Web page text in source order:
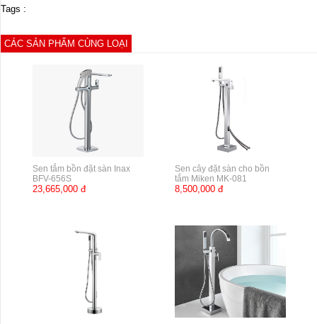
Tags :
CÁC SẢN PHẨM CÙNG LOẠI
Sen tắm bồn đặt sàn Inax
BFV-656S
23,665,000 đ
Sen cây đặt sàn cho bồn
tắm Miken MK-081
8,500,000 đ